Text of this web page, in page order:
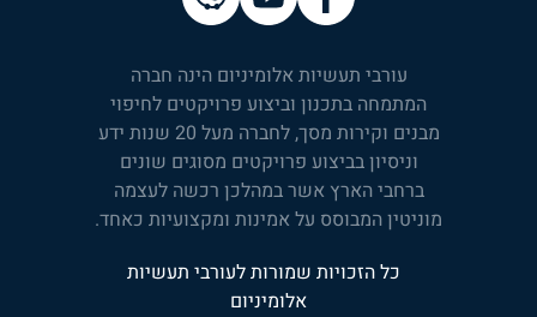
עורבי תעשיות אלומיניום הינה חברה
המתמחה בתכנון וביצוע פרויקטים לחיפוי
מבנים וקירות מסך, לחברה מעל 20 שנות ידע
וניסיון בביצוע פרויקטים מסוגים שונים
ברחבי הארץ אשר במהלכן רכשה לעצמה
מוניטין המבוסס על אמינות ומקצועיות כאחד.
כל הזכויות שמורות לעורבי תעשיות
אלומיניום